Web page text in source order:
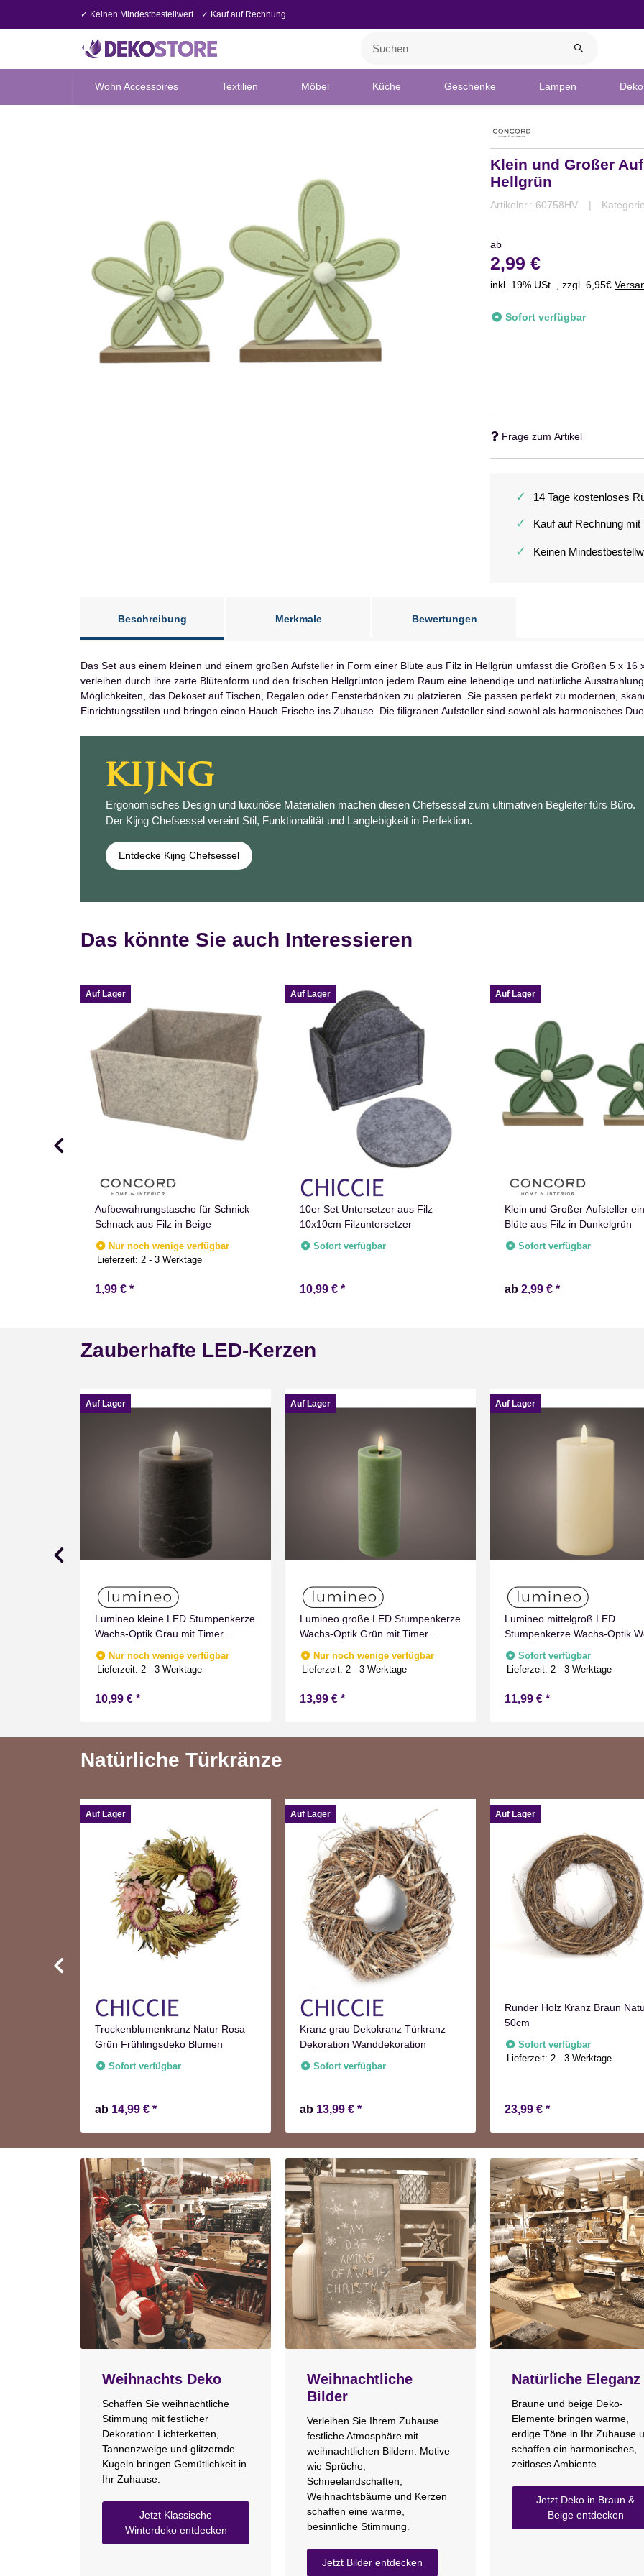
✓ Keinen Mindestbestellwert ✓ Kauf auf Rechnung
Wohn Accessoires Textilien Möbel Küche Geschenke Lampen
Klein und Großer
Hellgrün
Artikelnr.: 60758HV
ab
2,99 €
inkl. 19% USt. , zzgl. 6,95€
Sofort verfügbar
Frage zum Artikel
✓ 14 Tage kostenloses
✓ Kauf auf Rechnung mit
✓ Keinen
Beschreibung Merkmale Bewertungen
Das Set aus einem kleinen und einem großen Aufsteller in Form einer Blüte aus Filz in Hellgrün umfasst die Größen 5 x 16
verleihen durch ihre zarte Blütenform und den frischen Hellgrünton jedem Raum eine lebendige und natürliche
Möglichkeiten, das Dekoset auf Tischen, Regalen oder Fensterbänken zu platzieren. Sie passen perfekt zu modernen,
Einrichtungsstilen und bringen einen Hauch Frische ins Zuhause. Die filigranen Aufsteller sind sowohl als harmonisches
Ergonomisches Design und luxuriöse Materialien machen diesen Chefsessel zum ultimativen Begleiter fürs Büro.
Der Kijng Chefsessel vereint Stil, Funktionalität und Langlebigkeit in Perfektion.
Entdecke Kijng Chefsessel
Das könnte Sie auch Interessieren
Auf Lager
Aufbewahrungstasche für Schnick
Schnack aus Filz in Beige
Nur noch wenige verfügbar
Lieferzeit: 2 - 3 Werktage
1,99 € *
Auf Lager
10er Set Untersetzer aus Filz
10x10cm Filzuntersetzer
Sofort verfügbar
10,99 € *
Auf Lager
Klein und Großer Aufsteller
Blüte aus Filz in Dunkelgrün
Sofort verfügbar
ab 2,99 € *
Zauberhafte LED-Kerzen
Auf Lager
Lumineo kleine LED Stumpenkerze
Wachs-Optik Grau mit Timer
Flammen Effect für Drinnen
Warmweiß 11 cm hoch
Nur noch wenige verfügbar
Lieferzeit:2 - 3 Werktage
10,99 € *
Auf Lager
Lumineo große LED Stumpenkerze
Wachs-Optik Grün mit Timer
Flammen Effect für Drinnen
Warmweiß 19 cm hoch
Nur noch wenige verfügbar
Lieferzeit:2 - 3 Werktage
13,99 € *
Auf Lager
Lumineo mittelgroß LED
Stumpenkerze Wachs-Optik
mit Timer Flammen Effect für
Drinnen Warmweiß 15 cm hoch
Sofort verfügbar
Lieferzeit:2 - 3 Werktage
11,99 € *
Natürliche Türkränze
Auf Lager
Trockenblumenkranz Natur Rosa
Grün Frühlingsdeko Blumen
Sofort verfügbar
ab 14,99 € *
Auf Lager
Kranz grau Dekokranz Türkranz
Dekoration Wanddekoration
Sofort verfügbar
ab 13,99 € *
Auf Lager
Runder Holz Kranz Braun
50cm
Sofort verfügbar
Lieferzeit: 2 - 3 Werktage
23,99 € *
Weihnachts Deko
Schaffen Sie weihnachtliche
Stimmung mit festlicher
Dekoration: Lichterketten,
Tannenzweige und glitzernde
Kugeln bringen Gemütlichkeit in
Ihr Zuhause.
Jetzt Klassische
Winterdeko entdecken
Weihnachtliche
Bilder
Verleihen Sie Ihrem Zuhause
festliche Atmosphäre mit
weihnachtlichen Bildern: Motive
wie Sprüche,
Schneelandschaften,
Weihnachtsbäume und Kerzen
schaffen eine warme,
besinnliche Stimmung.
Jetzt Bilder entdecken
Natürliche Eleganz
Braune und beige Deko-
Elemente bringen warme,
erdige Töne in Ihr Zuhause
schaffen ein harmonisches,
zeitloses Ambiente.
Jetzt Deko in Braun &
Beige entdecken